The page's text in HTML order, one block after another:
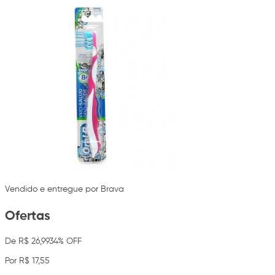
Vendido e entregue por Brava
Ofertas
De R$ 26,9934% OFF
Por R$ 17,55